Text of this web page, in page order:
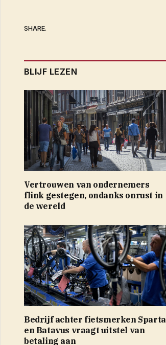
SHARE.
BLIJF LEZEN
Vertrouwen van ondernemers
flink gestegen, ondanks onrust in
de wereld
Bedrijf achter fietsmerken Sparta
en Batavus vraagt uitstel van
betaling aan